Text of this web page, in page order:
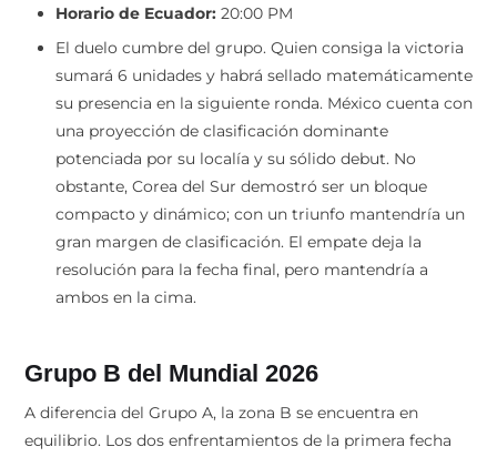
Horario de Ecuador: 20:00 PM
El duelo cumbre del grupo. Quien consiga la victoria
sumará 6 unidades y habrá sellado matemáticamente
su presencia en la siguiente ronda. México cuenta con
una proyección de clasificación dominante
potenciada por su localía y su sólido debut. No
obstante, Corea del Sur demostró ser un bloque
compacto y dinámico; con un triunfo mantendría un
gran margen de clasificación. El empate deja la
resolución para la fecha final, pero mantendría a
ambos en la cima.
Grupo B del Mundial 2026
A diferencia del Grupo A, la zona B se encuentra en
equilibrio. Los dos enfrentamientos de la primera fecha